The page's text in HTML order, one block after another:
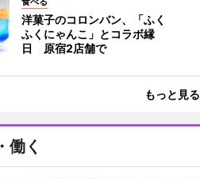
洋菓子のコロンバン、「ふく
ふくにゃんこ」とコラボ縁
日 原宿2店舗で
もっと見る
働く